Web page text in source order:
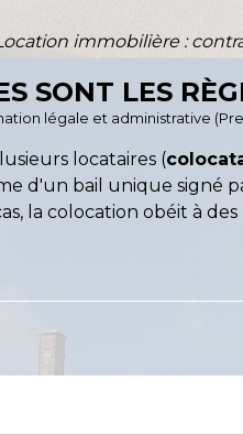
immobilière :
SONT LES
légale et administrative
locataires (
d'un bail unique signé
la colocation obéit à